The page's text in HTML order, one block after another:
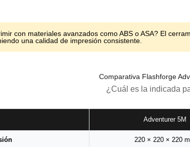
con materiales avanzados como ABS o ASA? El
una calidad de impresión consistente.
Comparativa Flashforge
¿Cuál es la indicada
Adventurer 5M
220 × 220 × 220